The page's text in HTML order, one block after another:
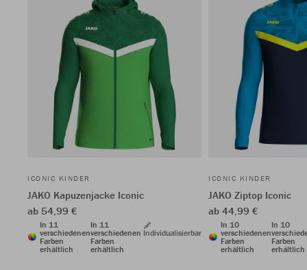
ICONIC KINDER
JAKO Kapuzenjacke Iconic
ab 54,99 €
In 11
verschiedenen
Farben
erhältlich
In 11
verschiedenen
Farben
erhältlich
Individualisierbar
ICONIC KINDER
JAKO Ziptop Iconic
ab 44,99 €
In 10
verschiedenen
Farben
erhältlich
In 10
Farben
erhältlich